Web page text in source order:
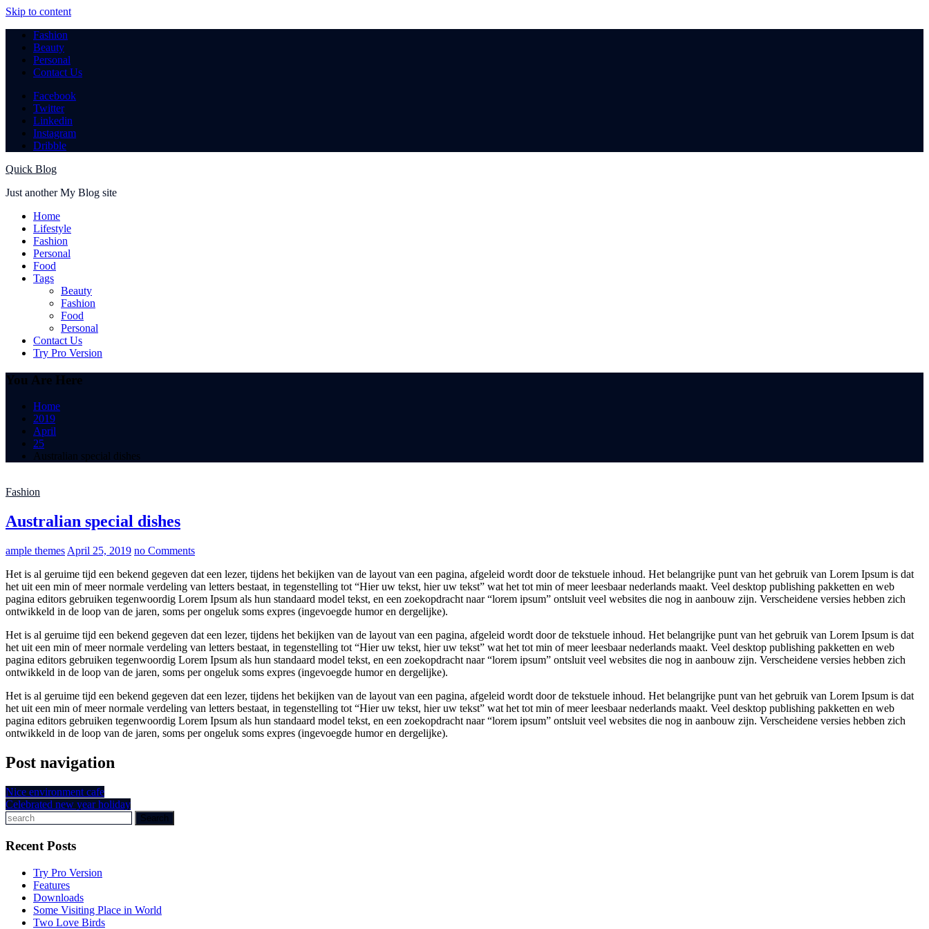
Skip to content
Fashion
Beauty
Personal
Contact Us
Facebook
Twitter
Linkedin
Instagram
Dribble
Quick Blog
Just another My Blog site
Home
Lifestyle
Fashion
Personal
Food
Tags
Beauty
Fashion
Food
Personal
Contact Us
Try Pro Version
You Are Here
Home
2019
April
25
Australian special dishes
Fashion
Australian special dishes
ample themes April 25, 2019 no Comments
Het is al geruime tijd een bekend gegeven dat een lezer, tijdens het bekijken van de layout van een pagina, afgeleid wordt door de tekstuele inhoud. Het belangrijke punt van het gebruik van Lorem Ipsum is dat
het uit een min of meer normale verdeling van letters bestaat, in tegenstelling tot “Hier uw tekst, hier uw tekst” wat het tot min of meer leesbaar nederlands maakt. Veel desktop publishing pakketten en web
pagina editors gebruiken tegenwoordig Lorem Ipsum als hun standaard model tekst, en een zoekopdracht naar “lorem ipsum” ontsluit veel websites die nog in aanbouw zijn. Verscheidene versies hebben zich
ontwikkeld in de loop van de jaren, soms per ongeluk soms expres (ingevoegde humor en dergelijke).
Het is al geruime tijd een bekend gegeven dat een lezer, tijdens het bekijken van de layout van een pagina, afgeleid wordt door de tekstuele inhoud. Het belangrijke punt van het gebruik van Lorem Ipsum is dat
het uit een min of meer normale verdeling van letters bestaat, in tegenstelling tot “Hier uw tekst, hier uw tekst” wat het tot min of meer leesbaar nederlands maakt. Veel desktop publishing pakketten en web
pagina editors gebruiken tegenwoordig Lorem Ipsum als hun standaard model tekst, en een zoekopdracht naar “lorem ipsum” ontsluit veel websites die nog in aanbouw zijn. Verscheidene versies hebben zich
ontwikkeld in de loop van de jaren, soms per ongeluk soms expres (ingevoegde humor en dergelijke).
Het is al geruime tijd een bekend gegeven dat een lezer, tijdens het bekijken van de layout van een pagina, afgeleid wordt door de tekstuele inhoud. Het belangrijke punt van het gebruik van Lorem Ipsum is dat
het uit een min of meer normale verdeling van letters bestaat, in tegenstelling tot “Hier uw tekst, hier uw tekst” wat het tot min of meer leesbaar nederlands maakt. Veel desktop publishing pakketten en web
pagina editors gebruiken tegenwoordig Lorem Ipsum als hun standaard model tekst, en een zoekopdracht naar “lorem ipsum” ontsluit veel websites die nog in aanbouw zijn. Verscheidene versies hebben zich
ontwikkeld in de loop van de jaren, soms per ongeluk soms expres (ingevoegde humor en dergelijke).
Post navigation
Nice environment cafe
Celebrated new year holiday
Search
Recent Posts
Try Pro Version
Features
Downloads
Some Visiting Place in World
Two Love Birds